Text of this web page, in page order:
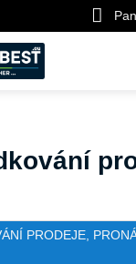
PRODEJE,